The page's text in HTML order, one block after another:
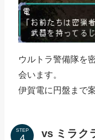
ウルトラ警備隊を
会います。
伊賀電に円盤まで
STEP
vs ミラク